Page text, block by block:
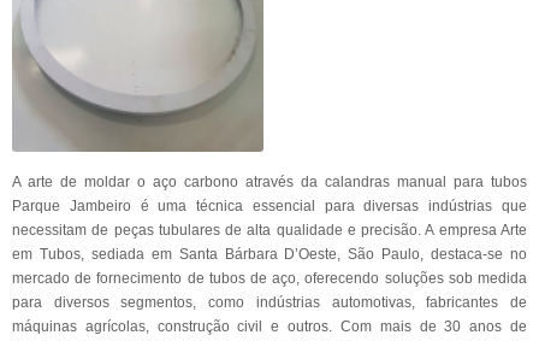
A arte de moldar o aço carbono através da calandras manual para tubos
Parque Jambeiro é uma técnica essencial para diversas indústrias que
necessitam de peças tubulares de alta qualidade e precisão. A empresa Arte
em Tubos, sediada em Santa Bárbara D’Oeste, São Paulo, destaca-se no
mercado de fornecimento de tubos de aço, oferecendo soluções sob medida
para diversos segmentos, como indústrias automotivas, fabricantes de
máquinas agrícolas, construção civil e outros. Com mais de 30 anos de